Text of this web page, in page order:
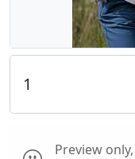
Preview